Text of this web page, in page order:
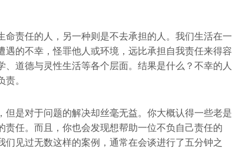
责任的人，另一种则是不去承担的人。我们生活在一
的不幸，怪罪他人或环境，远比承担自我责任来得容
道德与灵性生活等各个层面。结果是什么？不幸的人
。
是对于问题的解决却丝毫无益。你大概认得一些老是
任。而且，你也会发现想帮助一位不负自己责任的
见过无数这样的案例，通常在会谈进行了五分钟之